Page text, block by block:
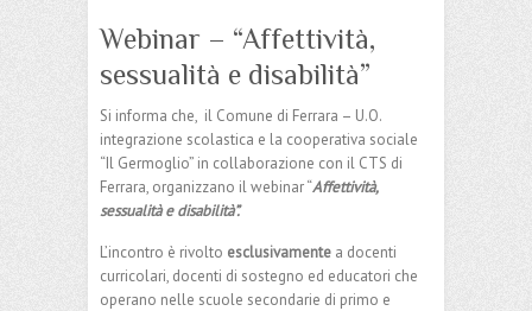
Webinar – “Affettività,
sessualità e disabilità”
Si informa che, il Comune di Ferrara – U.O.
integrazione scolastica e la cooperativa sociale
“Il Germoglio” in collaborazione con il CTS di
Ferrara, organizzano il webinar “Affettività,
sessualità e disabilità”.
L’incontro è rivolto esclusivamente a docenti
curricolari, docenti di sostegno ed educatori che
operano nelle scuole secondarie di primo e